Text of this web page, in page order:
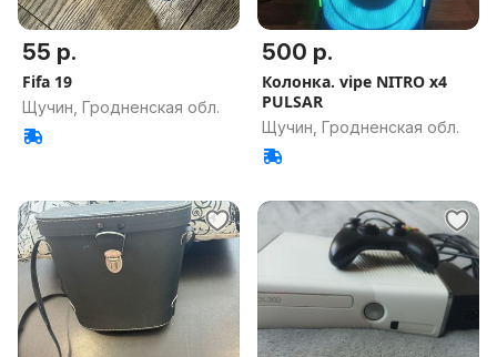
55 р.
Fifa 19
Щучин, Гродненская обл.
500 р.
Колонка. vipe NITRO x4
PULSAR
Щучин, Гродненская обл.